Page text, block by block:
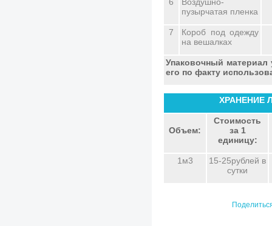
пузырчатая пленка
7
Короб под одежду
на вешалках
Упаковочный материал
его по факту
ХРАНЕНИЕ
Объем:
Стоимость
за 1
единицу:
1м3
15-25рублей в
сутки